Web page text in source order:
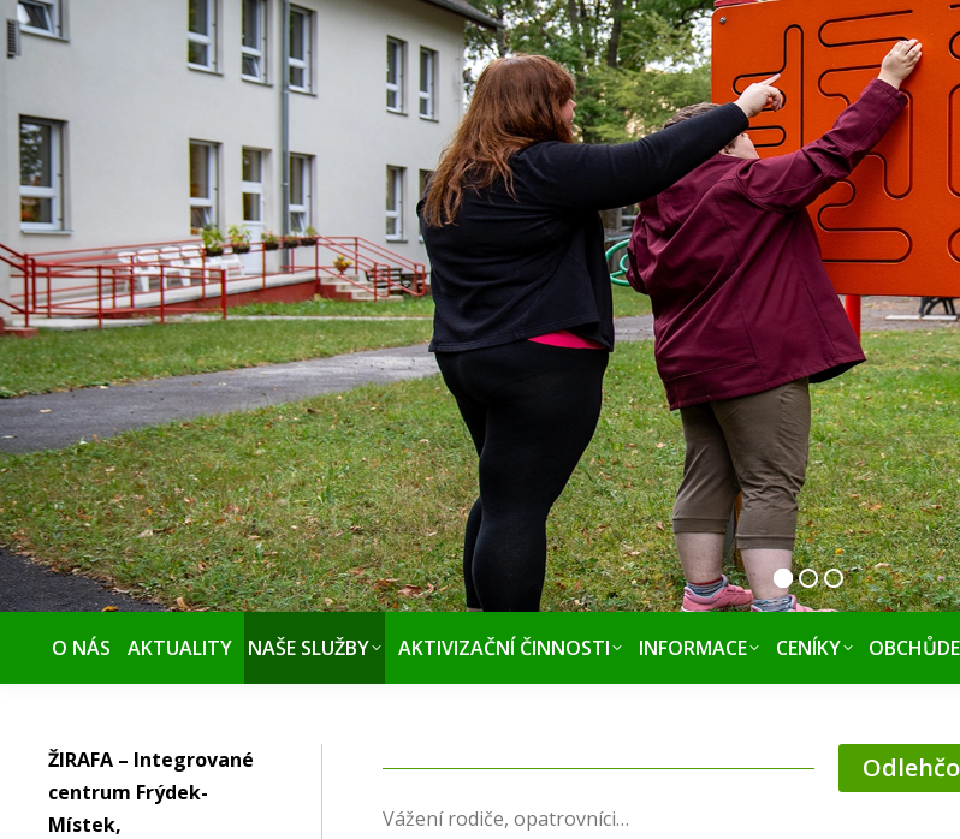
O NÁS AKTUALITY NAŠE SLUŽBY AKTIVIZAČNÍ ČINNOSTI INFORMACE CENÍKY
Vážení rodiče, opatrovníci…
ŽIRAFA – Integrované
centrum Frýdek-
Místek,
O NÁS AKTUALITY NAŠE SLUŽBY AKTIVIZAČNÍ ČINNOSTI INFORMACE CENÍKY